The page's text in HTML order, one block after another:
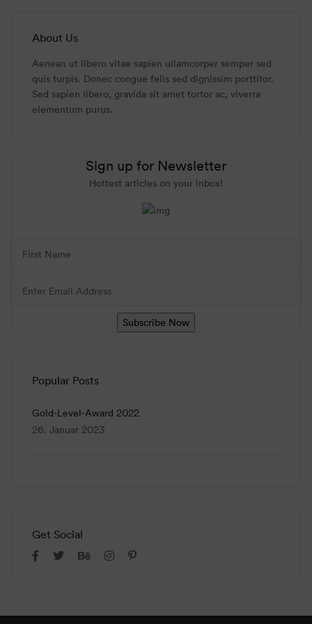
About Us
Aenean ut libero vitae sapien ullamcorper semper sed
quis turpis. Donec congue felis sed dignissim porttitor.
Sed sapien libero, gravida sit amet tortor ac, viverra
elementum purus.
Sign up for Newsletter
Hottest articles on your inbox!
Popular Posts
Gold-Level-Award 2022
26. Januar 2023
Get Social